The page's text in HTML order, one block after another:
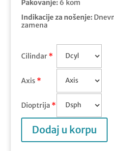
Pakovanje:6 kom
Indikacije za nošenje:
zamena
Cilindar *
Axis *
Dioptrija *
Dodaj u korpu